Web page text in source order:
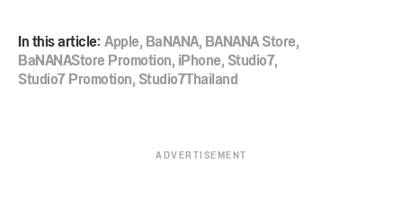
In this article:Apple,BaNANA,BANANA Store,
BaNANAStore Promotion,iPhone,Studio7,
Studio7 Promotion,Studio7Thailand
ADVERTISEMENT